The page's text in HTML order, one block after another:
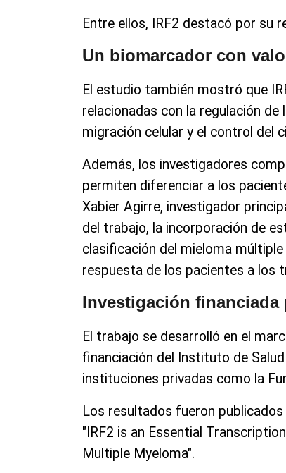
Entre ellos, IRF2 destacó por su
Un biomarcador con
El estudio también mostró que
relacionadas con la regulación
migración celular y el control del
Además, los investigadores
permiten diferenciar a los
Xabier Agirre, investigador
del trabajo, la incorporación de
clasificación del mieloma
respuesta de los pacientes a los
Investigación
El trabajo se desarrolló en el
financiación del Instituto de
instituciones privadas como la
Los resultados fueron
"IRF2 is an Essential
Multiple Myeloma".